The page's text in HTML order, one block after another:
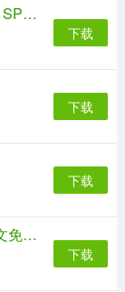
Microsoft Visual Basic 6.0（VB SP6）简体中文绿色版
下载
下载
下载
Notepad++32位 V8.6.0 官方中文免费版
下载